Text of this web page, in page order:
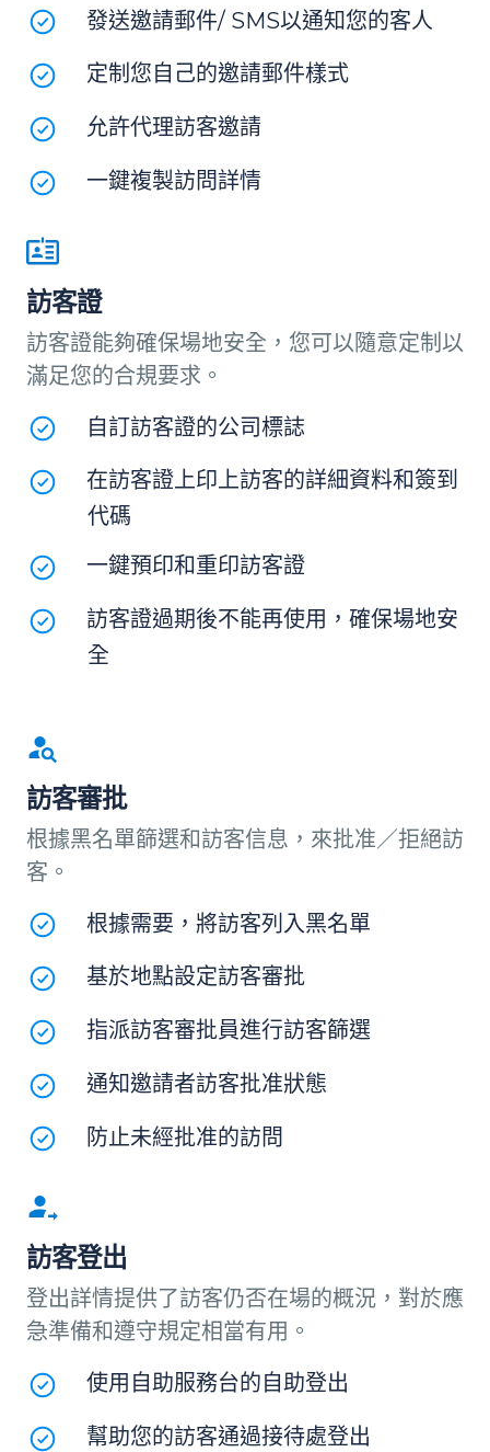
發送邀請郵件/ SMS以通知您的客人
定制您自己的邀請郵件樣式
允許代理訪客邀請
一鍵複製訪問詳情
訪客證
訪客證能夠確保場地安全，您可以隨意定制以
滿足您的合規要求。
自訂訪客證的公司標誌
在訪客證上印上訪客的詳細資料和簽到
代碼
一鍵預印和重印訪客證
訪客證過期後不能再使用，確保場地安
全
訪客審批
根據黑名單篩選和訪客信息，來批准／拒絕訪
客。
根據需要，將訪客列入黑名單
基於地點設定訪客審批
指派訪客審批員進行訪客篩選
通知邀請者訪客批准狀態
防止未經批准的訪問
訪客登出
登出詳情提供了訪客仍否在場的概況，對於應
急準備和遵守規定相當有用。
使用自助服務台的自助登出
幫助您的訪客通過接待處登出